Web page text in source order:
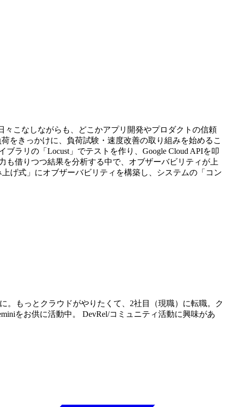
こなしながらも、どこかアプリ開発やプロダクトの信頼
をきっかけに、負荷試験・速度改善の取り組みを始めるこ
ラリの「Locust」でテストを作り、Google Cloud APIを叩
借りつつ結果を分析する中で、オブザーバビリティが上
げ式」にオブザーバビリティを構築し、システムの「コン
。もっとクラウドがやりたくて、2社目（現職）に転職。ク
をお供に活動中。 DevRel/コミュニティ活動に興味があ